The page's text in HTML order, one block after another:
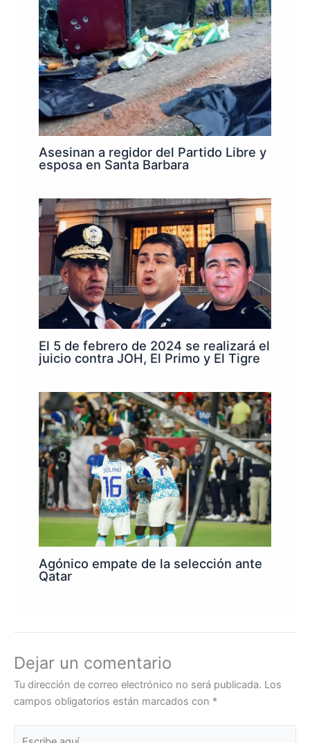
Asesinan a regidor del Partido Libre y
esposa en Santa Barbara
El 5 de febrero de 2024 se realizará el
juicio contra JOH, El Primo y El Tigre
Agónico empate de la selección ante
Qatar
Dejar un comentario
Tu dirección de correo electrónico no será publicada. Los
campos obligatorios están marcados con *